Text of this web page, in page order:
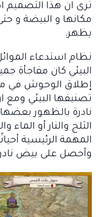
ترى ان هذا التصميم
مكانها و البيضة و
يظهر.
نظام استدعاء
البيئي كان مفاجأة
إطلاق الوحوش في
تصنيفها البيئي ومع
نادرة بالظهور
الثلج والنار أو
المهمة الرئيسية
وأحصل على بيض